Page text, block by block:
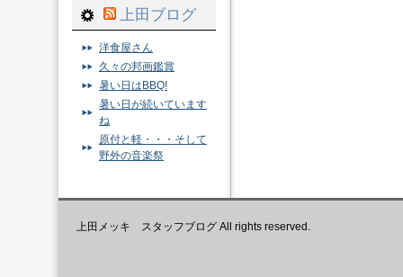
上田ブログ
洋食屋さん
久々の邦画鑑賞
暑い日はBBQ!
暑い日が続いています
ね
原付と軽・・・そして
野外の音楽祭
上田メッキ スタッフブログ All rights reserved.